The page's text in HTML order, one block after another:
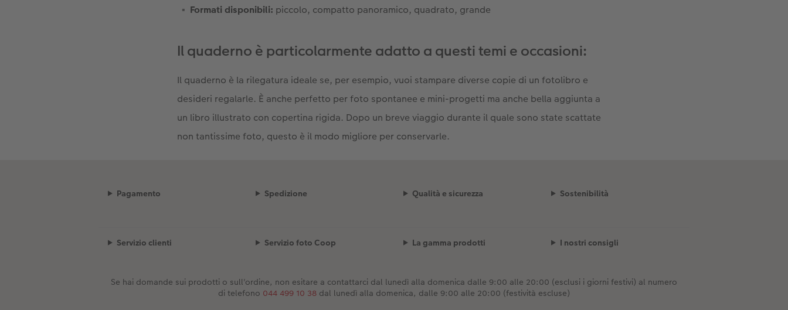
Formati disponibili: piccolo, compatto panoramico, quadrato, grande
Il quaderno è particolarmente adatto a questi temi e occasioni:
Il quaderno è la rilegatura ideale se, per esempio, vuoi stampare diverse copie di un fotolibro e
desideri regalarle. È anche perfetto per foto spontanee e mini-progetti ma anche bella aggiunta a
un libro illustrato con copertina rigida. Dopo un breve viaggio durante il quale sono state scattate
non tantissime foto, questo è il modo migliore per conservarle.
Pagamento Spedizione Qualità e sicurezza Sostenibilità
Servizio clienti Servizio foto Coop La gamma prodotti I nostri consigli
Se hai domande sui prodotti o sull'ordine, non esitare a contattarci dal lunedì alla domenica dalle 9:00 alle 20:00 (esclusi i giorni festivi) al numero
di telefono 044 499 10 38 dal lunedì alla domenica, dalle 9:00 alle 20:00 (festività escluse)